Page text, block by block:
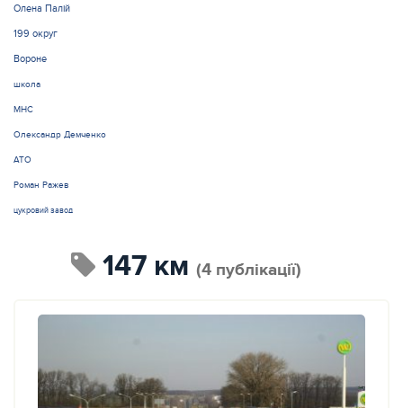
Олена Палій
199 округ
Вороне
школа
МНС
Олександр Демченко
АТО
Роман Ражев
цукровий завод
147 км (4 публікації)